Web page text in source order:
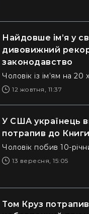
Найдовше ім’я у
дивовижний
законодавство
Чоловік із ім’ям на 20
12 жовтня, 11:37
У США українець
потрапив до Книги
Чоловік побив 10-
13 вересня, 15:05
Том Круз